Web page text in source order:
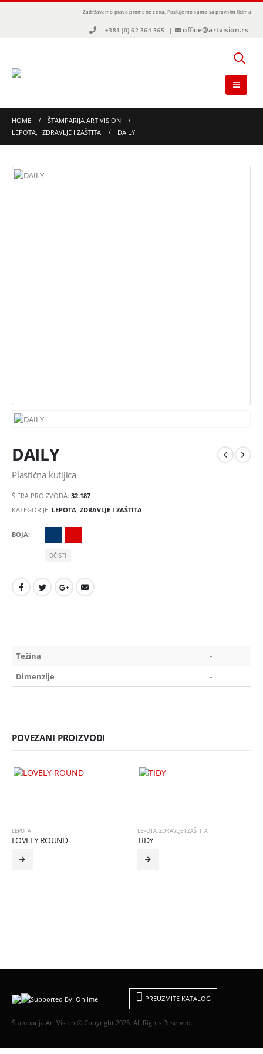
Zadržavamo pravo promene cena. Poslujemo samo sa pravnim licima
+381 (0) 62 364 365 | office@artvision.rs
HOME
ŠTAMPARIJA ART VISION
LEPOTA, ZDRAVLJE I ZAŠTITA DAILY
DAILY
Plastična kutijica
ŠIFRA PROIZVODA: 32.187
KATEGORIJE: LEPOTA, ZDRAVLJE I ZAŠTITA
BOJA
OČISTI
Težina
-
Dimenzije
-
POVEZANI PROIZVODI
LEPOTA
LOVELY ROUND
LEPOTA,ZDRAVLJE I ZAŠTITA
TIDY
PREUZMITE KATALOG
Štamparija Art Vision © Copyright 2025. All Rights Reserved.